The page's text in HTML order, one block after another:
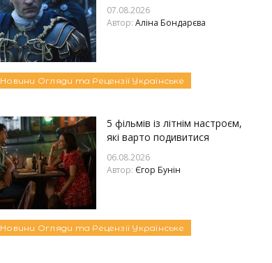
07.08.2026
Автор: Аліна Бондарєва
Новини Огляди та Рецензії Українське
5 фільмів із літнім настроєм,
які варто подивитися
06.08.2026
Автор: Єгор Бунін
Новини Огляди та Рецензії Українське